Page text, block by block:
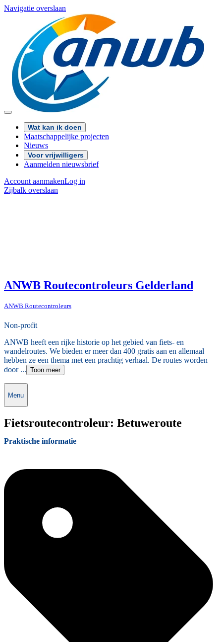
Navigatie overslaan
Wat kan ik doen
Maatschappelijke projecten
Nieuws
Voor vrijwilligers
Aanmelden nieuwsbrief
Account aanmakenLog in
Zijbalk overslaan
ANWB Routecontroleurs Gelderland
ANWB Routecontroleurs
Non-profit
ANWB heeft een rijke historie op het gebied van fiets- en
wandelroutes. We bieden er meer dan 400 gratis aan en allemaal
hebben ze een thema met een prachtig verhaal. De routes worden
door ... Toon meer
Menu
Fietsroutecontroleur: Betuweroute
Praktische informatie